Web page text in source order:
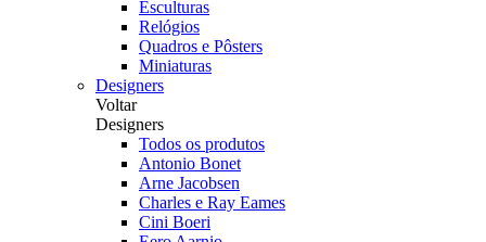
Esculturas
Relógios
Quadros e Pôsters
Miniaturas
Designers
Voltar
Designers
Todos os produtos
Antonio Bonet
Arne Jacobsen
Charles e Ray Eames
Cini Boeri